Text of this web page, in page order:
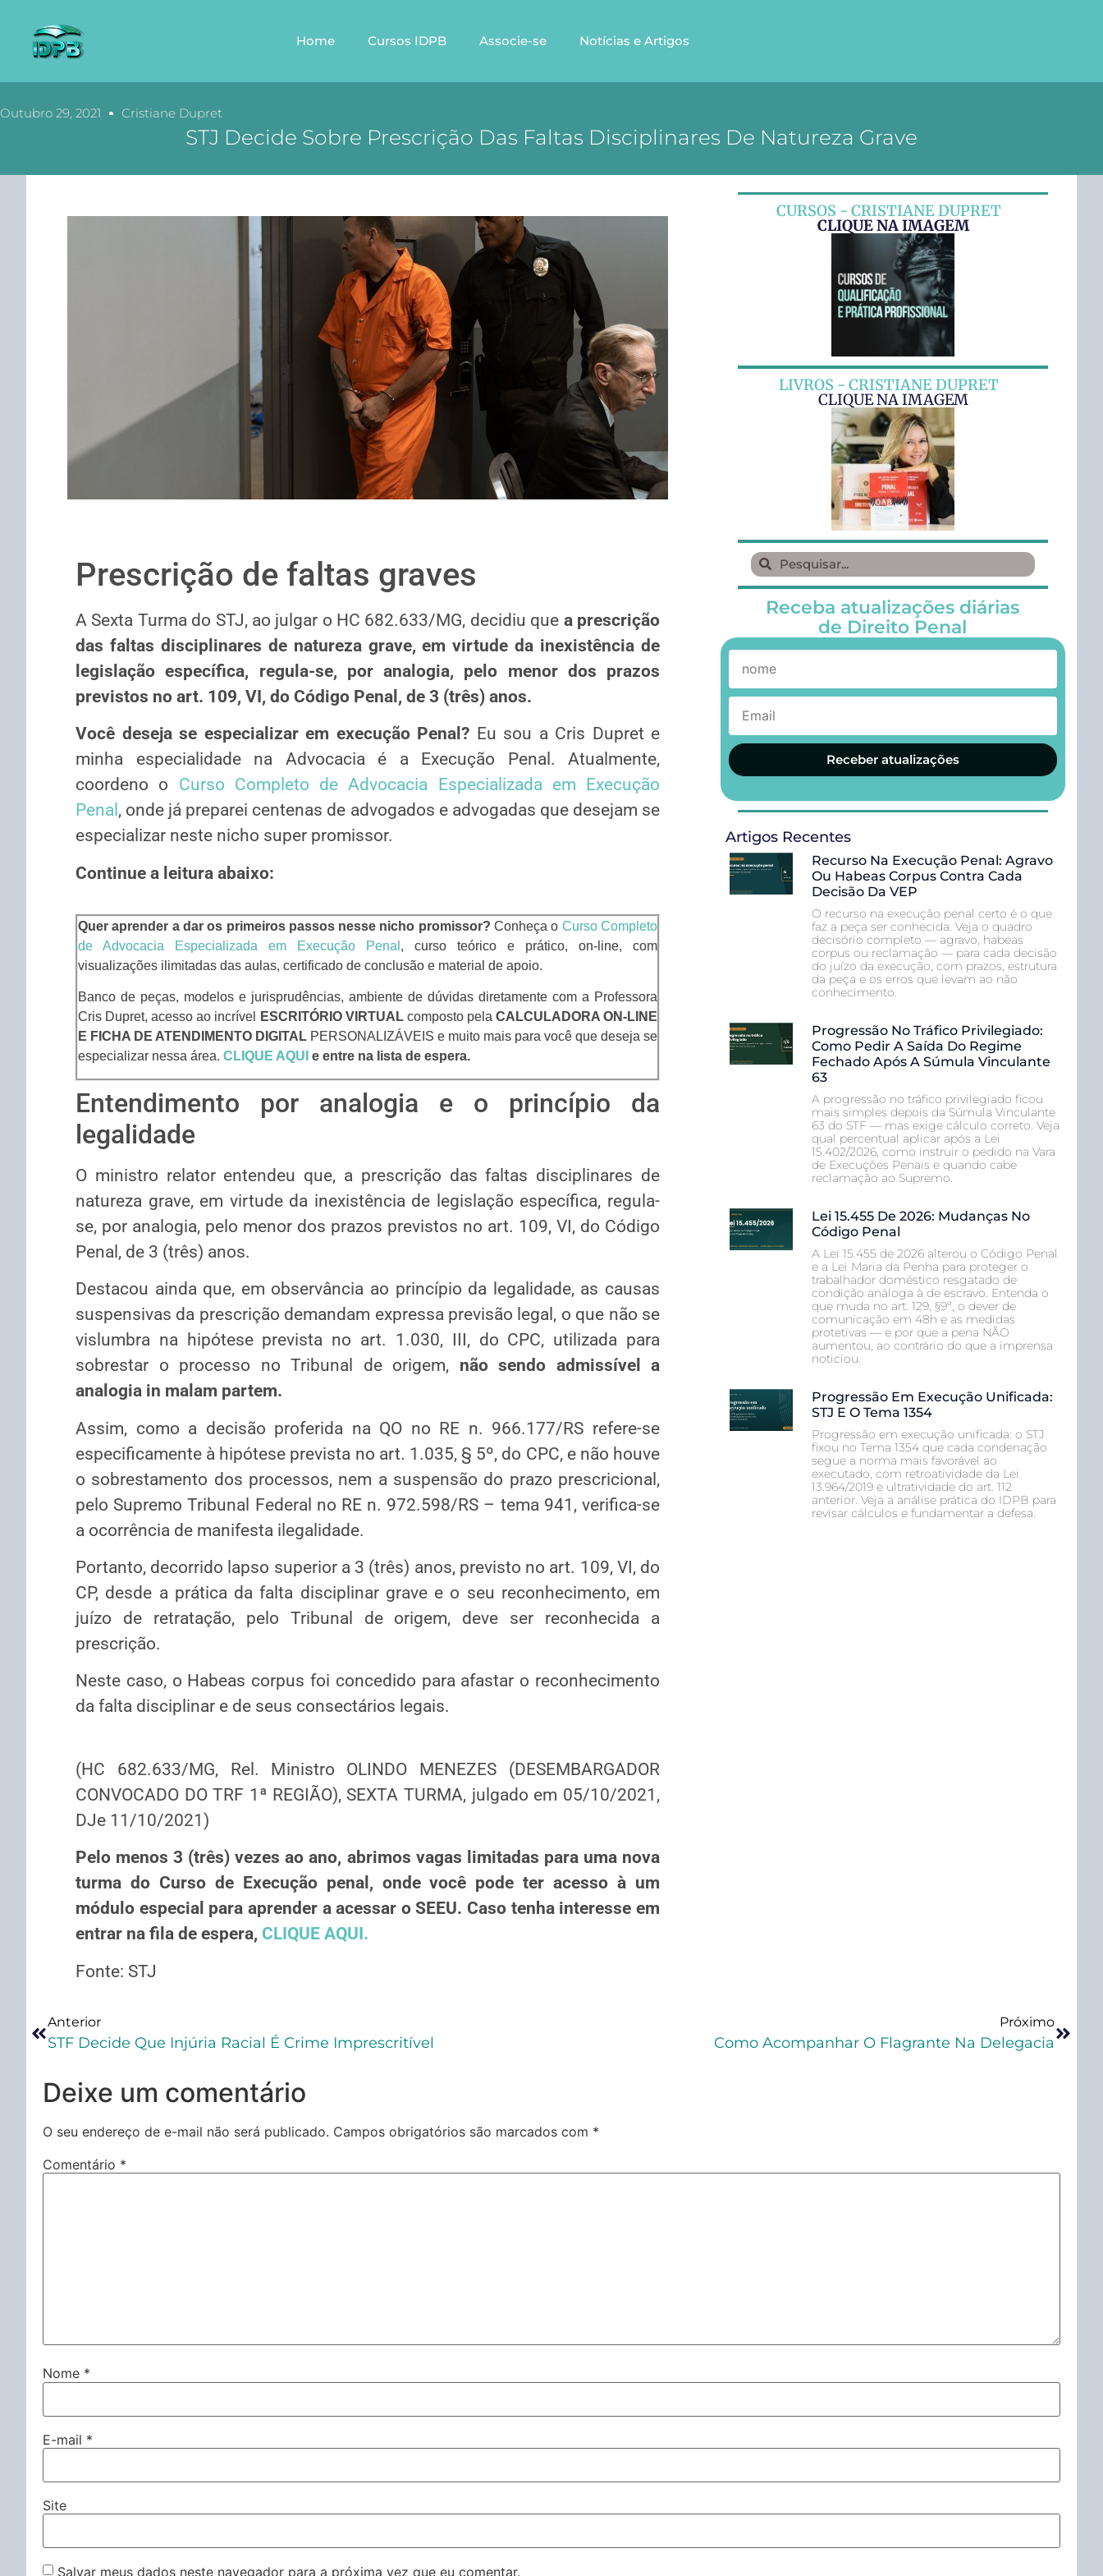
Home Cursos IDPB Associe-se Notícias e Artigos
Outubro 29, 2021 Cristiane Dupret
STJ Decide Sobre Prescrição Das Faltas Disciplinares De Natureza Grave
Prescrição de faltas graves
A Sexta Turma do STJ, ao julgar o HC 682.633/MG, decidiu que a prescrição
das faltas disciplinares de natureza grave, em virtude da inexistência de
legislação específica, regula-se, por analogia, pelo menor dos prazos
previstos no art. 109, VI, do Código Penal, de 3 (três) anos.
Você deseja se especializar em execução Penal? Eu sou a Cris Dupret e
minha especialidade na Advocacia é a Execução Penal. Atualmente,
coordeno o Curso Completo de Advocacia Especializada em Execução
Penal , onde já preparei centenas de advogados e advogadas que desejam se
especializar neste nicho super promissor.
Continue a leitura abaixo:
Quer aprender a dar os primeiros passos nesse nicho promissor? Conheça o Curso Completo
de Advocacia Especializada em Execução Penal , curso teórico e prático, on-line, com
visualizações ilimitadas das aulas, certificado de conclusão e material de apoio.
Banco de peças, modelos e jurisprudências, ambiente de dúvidas diretamente com a Professora
Cris Dupret, acesso ao incrível
ESCRITÓRIO VIRTUALcomposto pela CALCULADORA ON-LINE
E FICHA DE ATENDIMENTO DIGITAL PERSONALIZÁVEIS e muito mais para você que deseja se
especializar nessa área. CLIQUE AQUI e entre na lista de espera.
Entendimento por analogia e o princípio da
legalidade
O ministro relator entendeu que, a prescrição das faltas disciplinares de
natureza grave, em virtude da inexistência de legislação específica, regula-
se, por analogia, pelo menor dos prazos previstos no art. 109, VI, do Código
Penal, de 3 (três) anos.
Destacou ainda que, em observância ao princípio da legalidade, as causas
suspensivas da prescrição demandam expressa previsão legal, o que não se
vislumbra na hipótese prevista no art. 1.030, III, do CPC, utilizada para
sobrestar o processo no Tribunal de origem, não sendo admissível a
analogia in malam partem.
Assim, como a decisão proferida na QO no RE n. 966.177/RS refere-se
especificamente à hipótese prevista no art. 1.035, § 5º, do CPC, e não houve
o sobrestamento dos processos, nem a suspensão do prazo prescricional,
pelo Supremo Tribunal Federal no RE n. 972.598/RS – tema 941, verifica-se
a ocorrência de manifesta ilegalidade.
Portanto, decorrido lapso superior a 3 (três) anos, previsto no art. 109, VI, do
CP, desde a prática da falta disciplinar grave e o seu reconhecimento, em
juízo de retratação, pelo Tribunal de origem, deve ser reconhecida a
prescrição.
Neste caso, o Habeas corpus foi concedido para afastar o reconhecimento
da falta disciplinar e de seus consectários legais.
(HC 682.633/MG, Rel. Ministro OLINDO MENEZES (DESEMBARGADOR
CONVOCADO DO TRF 1ª REGIÃO), SEXTA TURMA, julgado em 05/10/2021,
DJe 11/10/2021)
Pelo menos 3 (três) vezes ao ano, abrimos vagas limitadas para uma nova
turma do Curso de Execução penal, onde você pode ter acesso à um
módulo especial para aprender a acessar o SEEU. Caso tenha interesse em
entrar na fila de espera, CLIQUE AQUI.
Fonte: STJ
CURSOS - CRISTIANE DUPRET
CLIQUE NA IMAGEM
LIVROS - CRISTIANE DUPRET
CLIQUE NA IMAGEM
Receba atualizações diárias
de Direito Penal
Receber atualizações
Artigos Recentes
Recurso Na Execução Penal: Agravo
Ou Habeas Corpus Contra Cada
Decisão Da VEP
O recurso na execução penal certo é o que
faz a peça ser conhecida. Veja o quadro
decisório completo — agravo, habeas
corpus ou reclamação — para cada decisão
do juízo da execução, com prazos, estrutura
da peça e os erros que levam ao não
conhecimento.
Progressão No Tráfico Privilegiado:
Como Pedir A Saída Do Regime
Fechado Após A Súmula Vinculante
63
A progressão no tráfico privilegiado ficou
mais simples depois da Súmula Vinculante
63 do STF — mas exige cálculo correto. Veja
qual percentual aplicar após a Lei
15.402/2026, como instruir o pedido na Vara
de Execuções Penais e quando cabe
reclamação ao Supremo.
Lei 15.455 De 2026: Mudanças No
Código Penal
A Lei 15.455 de 2026 alterou o Código Penal
e a Lei Maria da Penha para proteger o
trabalhador doméstico resgatado de
condição análoga à de escravo. Entenda o
que muda no art. 129, §9º, o dever de
comunicação em 48h e as medidas
protetivas — e por que a pena NÃO
aumentou, ao contrário do que a imprensa
noticiou.
Progressão Em Execução Unificada:
STJ E O Tema 1354
Progressão em execução unificada: o STJ
fixou no Tema 1354 que cada condenação
segue a norma mais favorável ao
executado, com retroatividade da Lei
13.964/2019 e ultratividade do art. 112
anterior. Veja a análise prática do IDPB para
revisar cálculos e fundamentar a defesa.
Anterior
STF Decide Que Injúria Racial É Crime Imprescritível
Próximo
Como Acompanhar O Flagrante Na Delegacia
Deixe um comentário
O seu endereço de e-mail não será publicado. Campos obrigatórios são marcados com *
Comentário *
Nome *
E-mail *
Site
Salvar meus dados neste navegador para a próxima vez que eu comentar.